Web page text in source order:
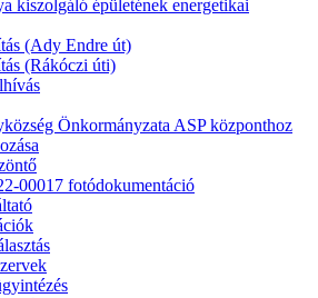
kiszolgáló épületének energetikai
(Ady Endre út)
(Rákóczi úti)
Önkormányzata ASP központhoz
00017 fotódokumentáció